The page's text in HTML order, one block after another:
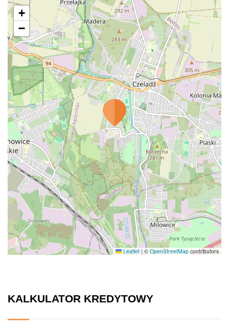
+
−
Leaflet | © OpenStreetMap contributors
KALKULATOR KREDYTOWY